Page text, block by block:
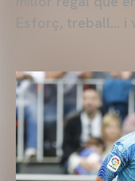
Esforç, treball… i